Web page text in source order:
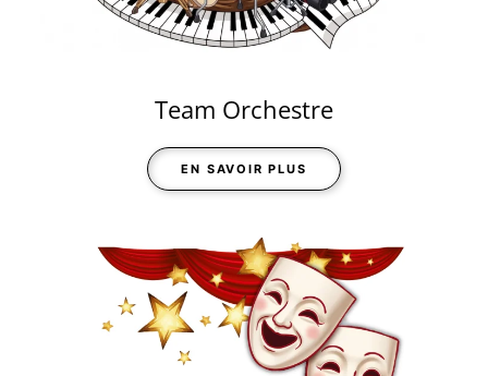
Team Orchestre
EN SAVOIR PLUS